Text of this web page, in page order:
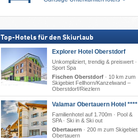
Top-Hotels für den Skiurlaub
Explorer Hotel Oberstdorf
Unkompliziert, trendig & preiswert ·
Sport Spa
Fischen Oberstdorf· 10 km zum
Skigebiet Fellhorn/​Kanzelwand –
Oberstdorf/​Riezlern
Valamar Obertauern Hotel ****
Familienhotel auf 1.700m · Pool &
SPA · Ski in & Ski out
Obertauern · 200 m zum Skigebiet
Obertauern